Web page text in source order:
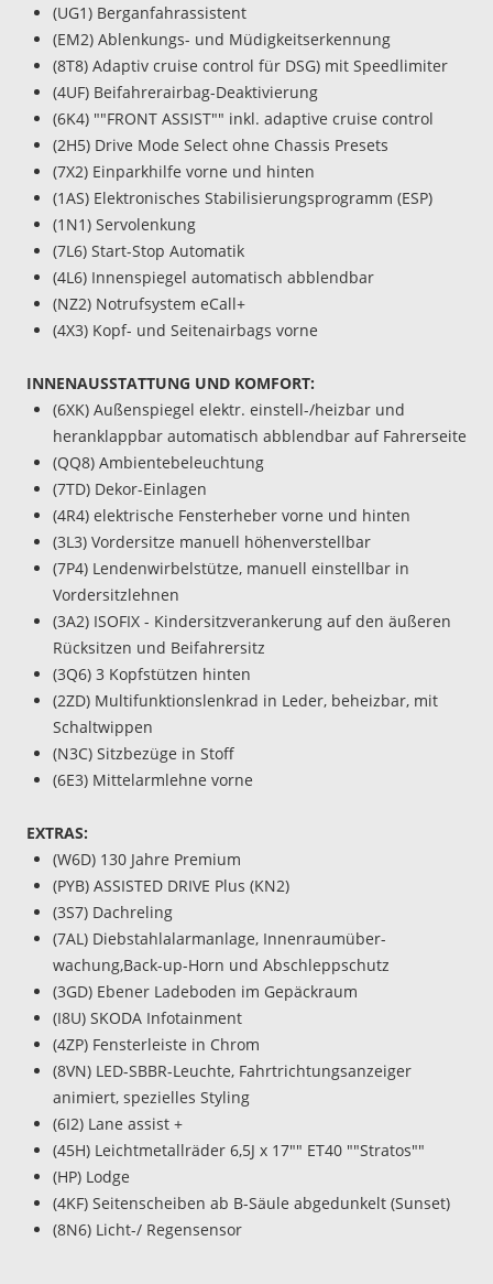
(UG1) Berganfahrassistent
(EM2) Ablenkungs- und Müdigkeitserkennung
(8T8) Adaptiv cruise control für DSG) mit Speedlimiter
(4UF) Beifahrerairbag-Deaktivierung
(6K4) ""FRONT ASSIST"" inkl. adaptive cruise control
(2H5) Drive Mode Select ohne Chassis Presets
(7X2) Einparkhilfe vorne und hinten
(1AS) Elektronisches Stabilisierungsprogramm (ESP)
(1N1) Servolenkung
(7L6) Start-Stop Automatik
(4L6) Innenspiegel automatisch abblendbar
(NZ2) Notrufsystem eCall+
(4X3) Kopf- und Seitenairbags vorne
INNENAUSSTATTUNG UND KOMFORT:
(6XK) Außenspiegel elektr. einstell-/heizbar und
heranklappbar automatisch abblendbar auf Fahrerseite
(QQ8) Ambientebeleuchtung
(7TD) Dekor-Einlagen
(4R4) elektrische Fensterheber vorne und hinten
(3L3) Vordersitze manuell höhenverstellbar
(7P4) Lendenwirbelstütze, manuell einstellbar in
Vordersitzlehnen
(3A2) ISOFIX - Kindersitzverankerung auf den äußeren
Rücksitzen und Beifahrersitz
(3Q6) 3 Kopfstützen hinten
(2ZD) Multifunktionslenkrad in Leder, beheizbar, mit
Schaltwippen
(N3C) Sitzbezüge in Stoff
(6E3) Mittelarmlehne vorne
EXTRAS:
(W6D) 130 Jahre Premium
(PYB) ASSISTED DRIVE Plus (KN2)
(3S7) Dachreling
(7AL) Diebstahlalarmanlage, Innenraumüber-
wachung,Back-up-Horn und Abschleppschutz
(3GD) Ebener Ladeboden im Gepäckraum
(I8U) SKODA Infotainment
(4ZP) Fensterleiste in Chrom
(8VN) LED-SBBR-Leuchte, Fahrtrichtungsanzeiger
animiert, spezielles Styling
(6I2) Lane assist +
(45H) Leichtmetallräder 6,5J x 17"" ET40 ""Stratos""
(HP) Lodge
(4KF) Seitenscheiben ab B-Säule abgedunkelt (Sunset)
(8N6) Licht-/ Regensensor